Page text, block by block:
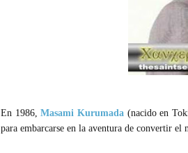
En 1986,Masami Kurumada(nacido en
para embarcarse en la aventura de convertir el